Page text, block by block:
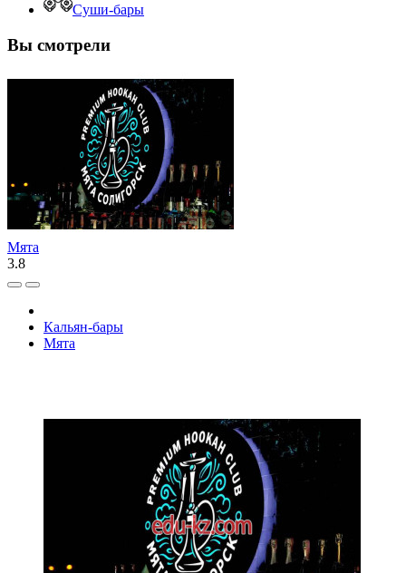
Суши-бары
Вы смотрели
Мята
3.8
Кальян-бары
Мята